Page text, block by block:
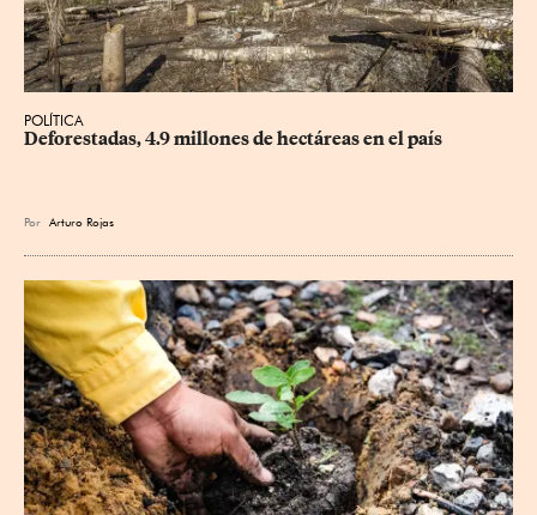
POLÍTICA
Deforestadas, 4.9 millones de hectáreas en el país
Por Arturo Rojas